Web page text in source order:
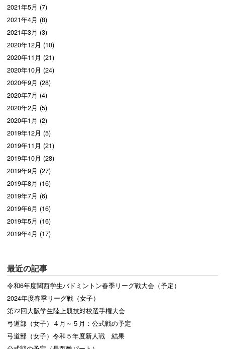
2021年5月 (7)
2021年4月 (8)
2021年3月 (3)
2020年12月 (10)
2020年11月 (21)
2020年10月 (24)
2020年9月 (28)
2020年7月 (4)
2020年2月 (5)
2020年1月 (2)
2019年12月 (5)
2019年11月 (21)
2019年10月 (28)
2019年9月 (27)
2019年8月 (16)
2019年7月 (6)
2019年6月 (16)
2019年5月 (16)
2019年4月 (17)
最近の記事
令和6年度関西学生バドミントン春季リーグ戦大会（予定）
2024年度春季リーグ戦（女子）
第72回大阪学生陸上競技対校選手権大会
弓道部（女子）４月～５月：公式戦の予定
弓道部（女子）令和５年度新人戦 結果